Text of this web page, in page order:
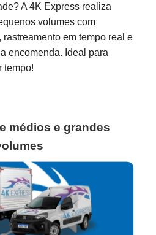
A 4K Express realiza
volumes com
em tempo real e
encomenda. Ideal para
tempo!
médios e grandes